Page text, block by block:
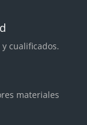
cualificados.
materiales